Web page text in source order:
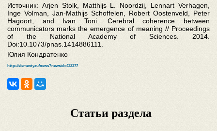
Источник: Arjen Stolk, Matthijs L. Noordzij, Lennart Verhagen,
Inge Volman, Jan-Mathijs Schoffelen, Robert Oostenveld, Peter
Hagoort, and Ivan Toni. Cerebral coherence between
communicators marks the emergence of meaning // Proceedings
of the National Academy of Sciences. 2014.
Doi:10.1073/pnas.1414886111.
Юлия Кондратенко
http://elementy.ru/news?newsid=432377
Статьи раздела